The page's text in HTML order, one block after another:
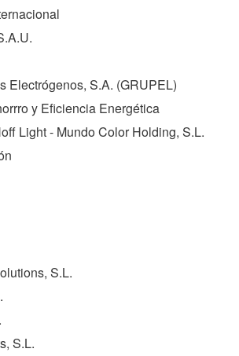
Electrógenos, S.A. (GRUPEL)
y Eficiencia Energética
Light - Mundo Color Holding, S.L.
S.L.
S.L.